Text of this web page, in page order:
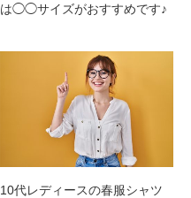
は◯◯サイズがおすすめです♪
10代レディースの春服シャツ